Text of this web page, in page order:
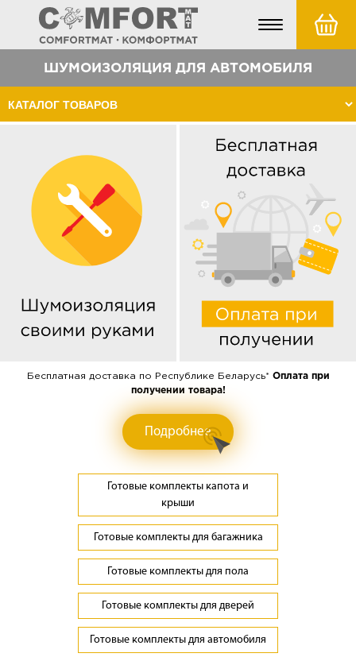
Toggle
ШУМОИЗОЛЯЦИЯ ДЛЯ АВТОМОБИЛЯ
Бесплатная доставка по Республике Беларусь* Оплата при
получении товара!
Подробнее
Готовые комплекты капота и
крыши
Готовые комплекты для багажника
Готовые комплекты для пола
Готовые комплекты для дверей
Готовые комплекты для автомобиля